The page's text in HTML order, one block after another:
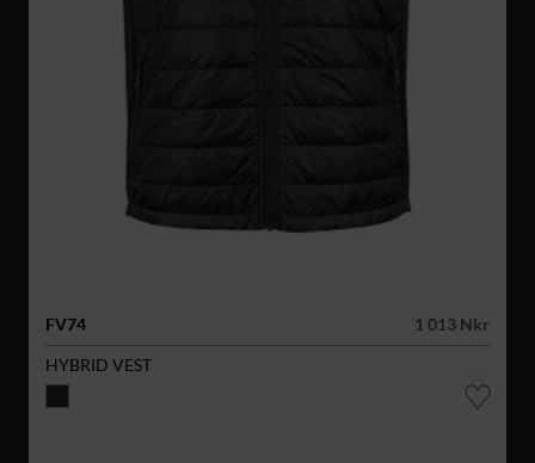
FV74
1 013 Nkr
HYBRID VEST